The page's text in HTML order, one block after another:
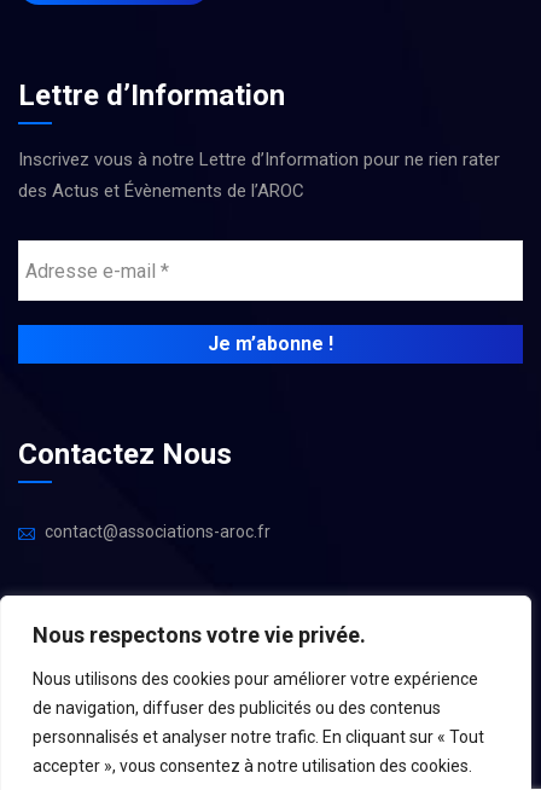
Nous respectons votre vie privée.
Nous utilisons des cookies pour améliorer votre expérience
de navigation, diffuser des publicités ou des contenus
personnalisés et analyser notre trafic. En cliquant sur « Tout
accepter », vous consentez à notre utilisation des cookies.
Lettre d’Information
Inscrivez vous à notre Lettre d’Information pour ne rien rater
des Actus et Évènements de l’AROC
Contactez Nous
contact@associations-aroc.fr